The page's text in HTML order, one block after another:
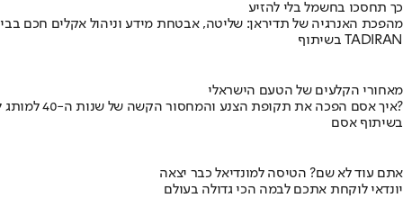
כך תחסכו בחשמל בלי להזיע
מהפכת האנרגיה של תדיראן: שליטה, אבטחת מידע וניהול אקלים חכם
בשיתוף TADIRAN
מאחורי הקלעים של הטעם הישראלי
איך אסם הפכה את תקופת הצנע והמחסור הקשה של שנות ה-40 למותג לאומי?
בשיתוף אסם
אתם עוד לא שם? הטיסה למונדיאל כבר יצאה
יונדאי לוקחת אתכם לבמה הכי גדולה בעולם